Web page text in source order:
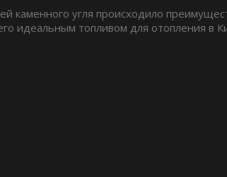
каменного угля происходило
идеальным топливом для отопления в